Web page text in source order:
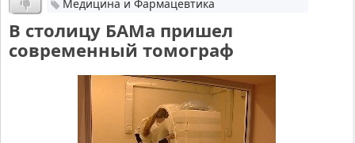
Медицина и Фармацевтика
В столицу БАМа пришел
современный томограф